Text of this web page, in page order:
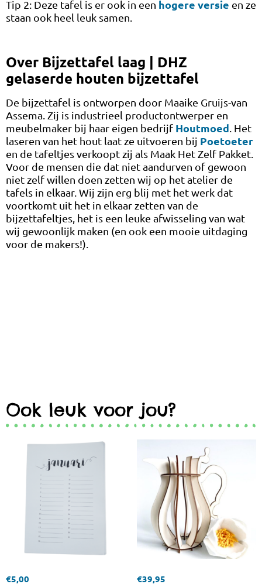
Tip 2: Deze tafel is er ook in een hogere versie en ze
staan ook heel leuk samen.
Over Bijzettafel laag | DHZ
gelaserde houten bijzettafel
De bijzettafel is ontworpen door Maaike Gruijs-van
Assema. Zij is industrieel productontwerper en
meubelmaker bij haar eigen bedrijf Houtmoed . Het
laseren van het hout laat ze uitvoeren bij Poetoeter
en de tafeltjes verkoopt zij als Maak Het Zelf Pakket.
Voor de mensen die dat niet aandurven of gewoon
niet zelf willen doen zetten wij op het atelier de
tafels in elkaar. Wij zijn erg blij met het werk dat
voortkomt uit het in elkaar zetten van de
bijzettafeltjes, het is een leuke afwisseling van wat
wij gewoonlijk maken (en ook een mooie uitdaging
voor de makers!).
Ook leuk voor jou?
€5,00 €39,95